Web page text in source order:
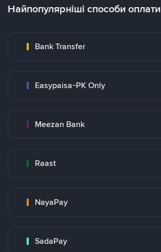
Найпопулярніші способи оплати
Bank Transfer
Easypaisa-PK Only
Meezan Bank
Raast
NayaPay
SadaPay